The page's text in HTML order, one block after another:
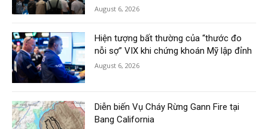
August 6, 2026
Hiện tượng bất thường của “thước đo
nỗi sợ” VIX khi chứng khoán Mỹ lập đỉnh
August 6, 2026
Diễn biến Vụ Cháy Rừng Gann Fire tại
Bang California